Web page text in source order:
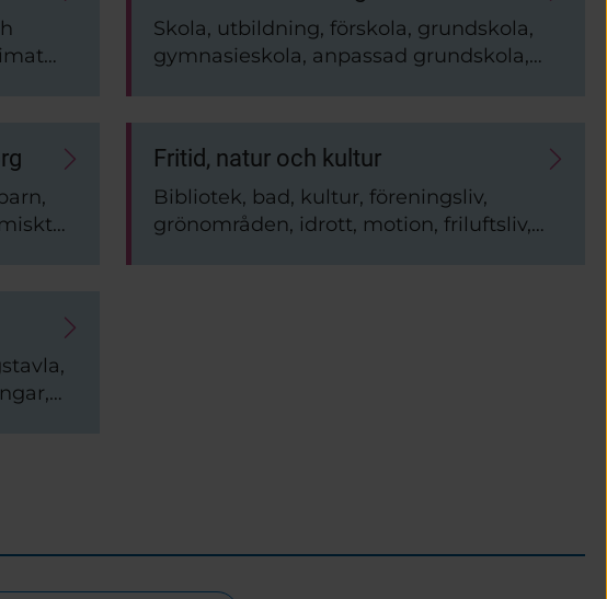
Skola, utbildning, förskola, grundskola,
gymnasieskola, anpassad grundskola,
Fritid, natur och kultur
Bibliotek, bad, kultur, föreningsliv,
grönområden, idrott, motion, friluftsliv,